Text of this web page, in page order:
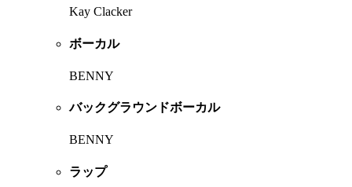
Kay Clacker
ボーカル
BENNY
バックグラウンドボーカル
BENNY
ラップ